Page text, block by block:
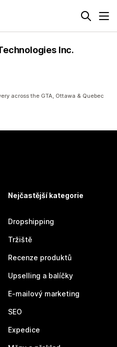
Inc.
across the GTA, Ottawa & Quebec
Nejčastější kategorie
Dropshipping
Tržiště
Recenze produktů
Upselling a balíčky
E-mailový marketing
SEO
Expedice